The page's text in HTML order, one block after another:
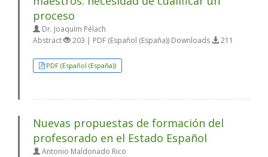
proceso
Dr. Joaquím Pélach
Abstract
203 | PDF (Español (España)) Downloads 211
PDF (Español (España))
Nuevas propuestas de formación del
profesorado en el Estado Español
Antonio Maldonado Rico